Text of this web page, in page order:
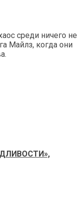
среди ничего не
Майлз, когда они